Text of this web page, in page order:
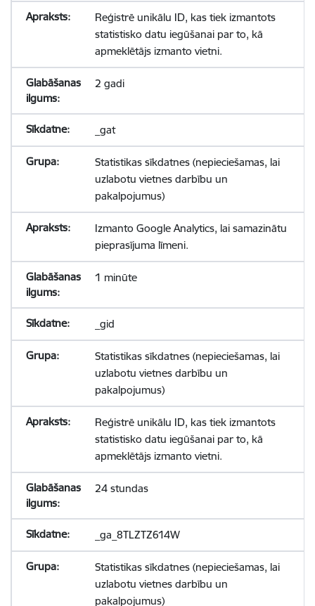
Reģistrē unikālu ID, kas tiek izmantots
statistisko datu iegūšanai par to, kā
apmeklētājs izmanto vietni.
2 gadi
_gat
Statistikas sīkdatnes (nepieciešamas, lai
uzlabotu vietnes darbību un
pakalpojumus)
Izmanto Google Analytics, lai samazinātu
pieprasījuma līmeni.
1 minūte
_gid
Statistikas sīkdatnes (nepieciešamas, lai
uzlabotu vietnes darbību un
pakalpojumus)
Reģistrē unikālu ID, kas tiek izmantots
statistisko datu iegūšanai par to, kā
apmeklētājs izmanto vietni.
24 stundas
_ga_8TLZTZ614W
Statistikas sīkdatnes (nepieciešamas, lai
uzlabotu vietnes darbību un
pakalpojumus)